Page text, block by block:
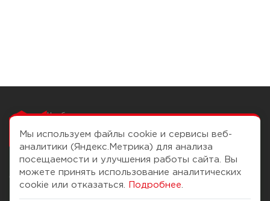
Чтобы вам легко
О компании Помощь
Мы используем файлы cookie и сервисы веб-
аналитики (Яндекс.Метрика) для анализа
посещаемости и улучшения работы сайта. Вы
можете принять использование аналитических
cookie или отказаться.
Подробнее